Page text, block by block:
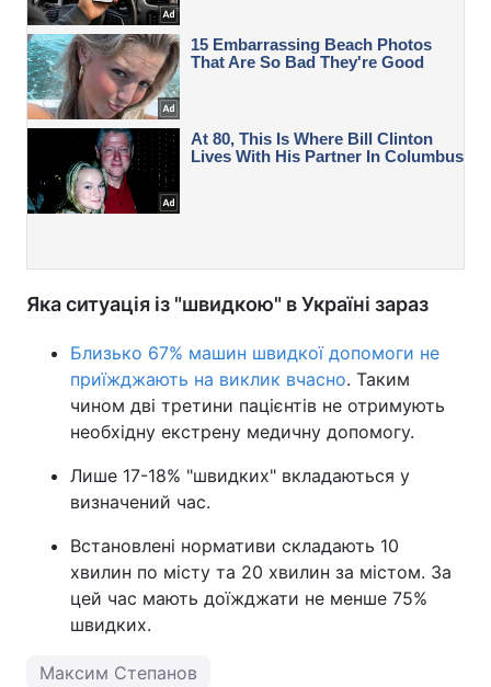
Яка ситуація із "швидкою" в Україні зараз
Близько 67% машин швидкої допомоги не
приїжджають на виклик вчасно. Таким
чином дві третини пацієнтів не отримують
необхідну екстрену медичну допомогу.
Лише 17-18% "швидких" вкладаються у
визначений час.
Встановлені нормативи складають 10
хвилин по місту та 20 хвилин за містом. За
цей час мають доїжджати не менше 75%
швидких.
Максим Степанов